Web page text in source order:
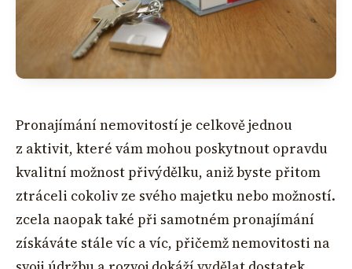
Pronajímání nemovitostí je celkově jednou
z aktivit, které vám mohou poskytnout opravdu
kvalitní možnost přivýdělku, aniž byste přitom
ztráceli cokoliv ze svého majetku nebo možností.
zcela naopak také při samotném pronajímání
získáváte stále víc a víc, přičemž nemovitosti na